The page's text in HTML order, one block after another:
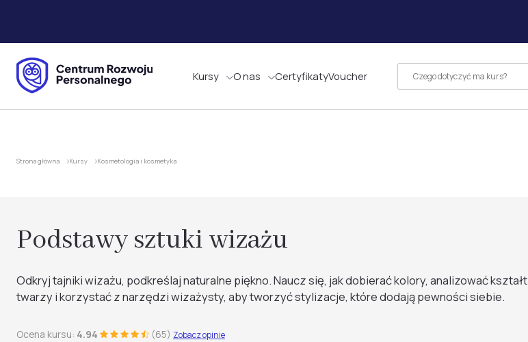
Kursy O nas CertyfikatyVoucher
Strona główna Kursy Kosmetologia i kosmetyka
Podstawy sztuki wizażu
Odkryj tajniki wizażu, podkreślaj naturalne piękno. Naucz się, jak dobierać kolory, analizować kształt
twarzy i korzystać z narzędzi wizażysty, aby tworzyć stylizacje, które dodają pewności siebie.
Ocena kursu: 4.94 (65) Zobacz opinie